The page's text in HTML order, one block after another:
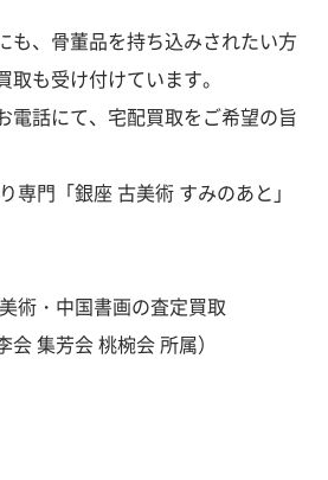
も、骨董品を持ち込みされたい方
も受け付けています。
電話にて、宅配買取をご希望の旨
専門「銀座 古美術 すみのあと」
術・中国書画の査定買取
集芳会 桃椀会 所属）